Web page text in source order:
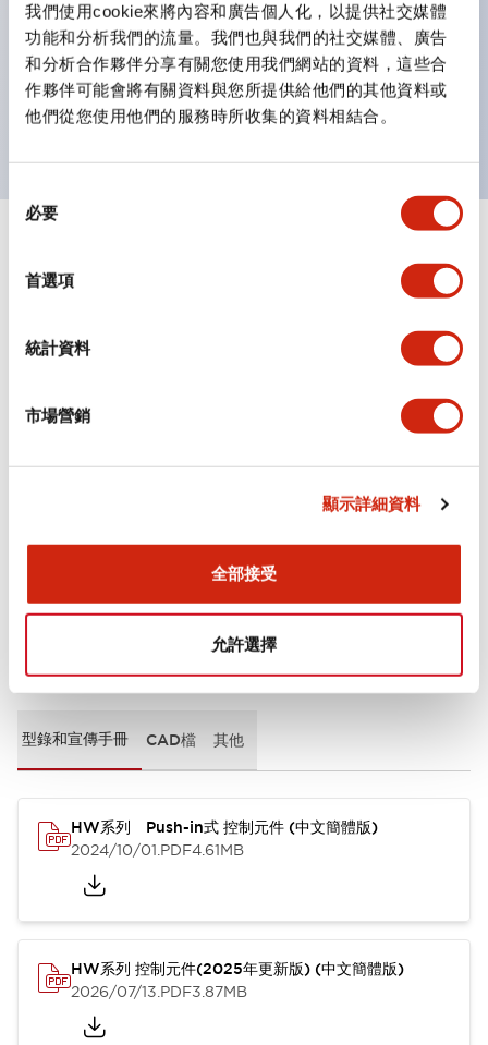
我們使用cookie來將內容和廣告個人化，以提供社交媒體
功能和分析我們的流量。我們也與我們的社交媒體、廣告
和分析合作夥伴分享有關您使用我們網站的資料，這些合
作夥伴可能會將有關資料與您所提供給他們的其他資料或
他們從您使用他們的服務時所收集的資料相結合。
必要
首選項
統計資料
市場營銷
顯示詳細資料
全部接受
允許選擇
支援色彩通用設計（CUD）：可清楚辨識正方平頭形指
示燈的亮燈/熄燈狀態，以及點燈時的顏色識別。
符合 ISO 3864-4 安全色規範：在危險或緊急狀況下，
顏色表現更明確鮮明，便於更多人識別。
電氣規範（額定照明部分）
環境規範
型錄和宣傳手冊 CAD檔 其他
HW系列 Push-in式 控制元件 (中文簡體版)
2024/10/01.PDF4.61MB
HW系列 控制元件(2025年更新版) (中文簡體版)
2026/07/13.PDF3.87MB